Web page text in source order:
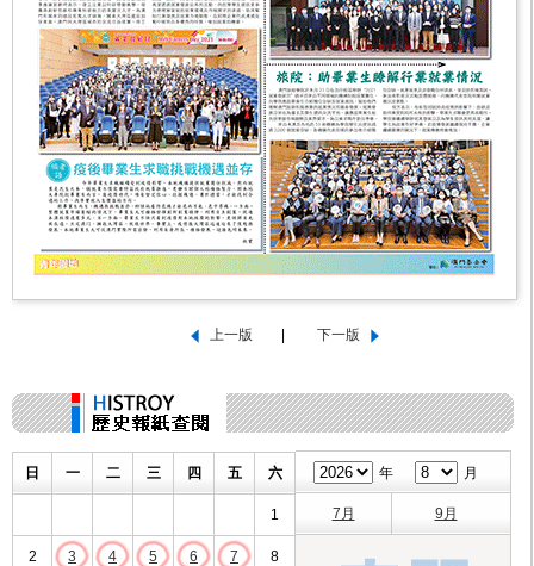
日 一 二 三 四 五 六
1
2 3 4 5 6 7 8
年 月
7月 9月